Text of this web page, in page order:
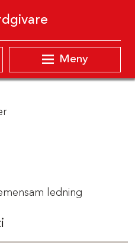
Meny
ledning